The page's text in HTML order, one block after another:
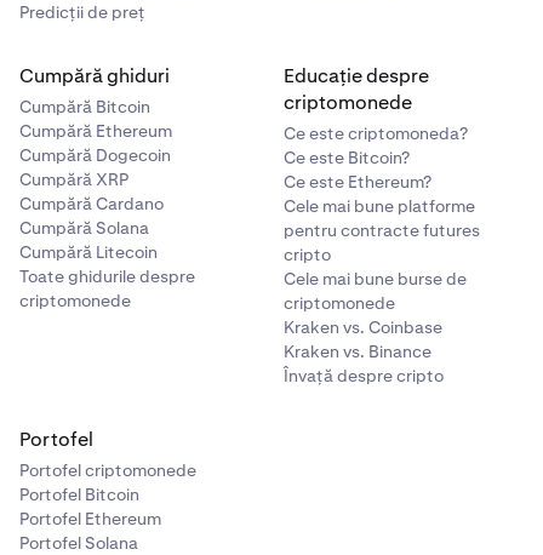
Predicții de preț
Cumpără ghiduri
Cumpără Bitcoin
Cumpără Ethereum
Cumpără Dogecoin
Cumpără XRP
Cumpără Cardano
Cumpără Solana
Cumpără Litecoin
Toate ghidurile despre
criptomonede
Educație despre
criptomonede
Ce este criptomoneda?
Ce este Bitcoin?
Ce este Ethereum?
Cele mai bune platforme
pentru contracte futures
cripto
Cele mai bune burse de
criptomonede
Kraken vs. Coinbase
Kraken vs. Binance
Învață despre cripto
Portofel
Portofel criptomonede
Portofel Bitcoin
Portofel Ethereum
Portofel Solana